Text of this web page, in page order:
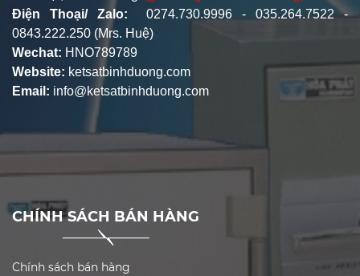
Điện Thoại/ Zalo: 0274.730.9996 - 035.264.7522 -
0843.222.250 (Mrs. Huệ)
Wechat: HNO789789
Website: ketsatbinhduong.com
Email: info@ketsatbinhduong.com
CHÍNH SÁCH BÁN HÀNG
Chính sách bán hàng